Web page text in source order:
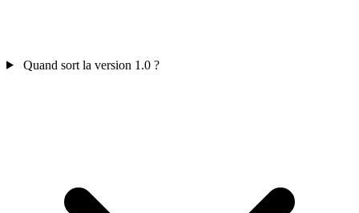
Quand sort la version 1.0 ?